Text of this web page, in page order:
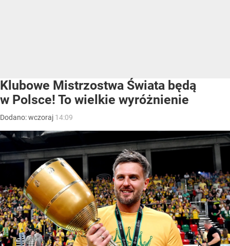
Klubowe Mistrzostwa Świata będą
w Polsce! To wielkie wyróżnienie
Dodano:wczoraj 14:09